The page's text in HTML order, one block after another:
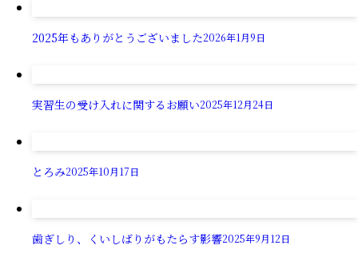
2025年もありがとうございました2026年1月9日
実習生の受け入れに関するお願い2025年12月24日
とろみ2025年10月17日
歯ぎしり、くいしばりがもたらす影響2025年9月12日